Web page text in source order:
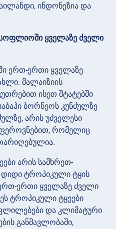
ინდონეზია და
ყველაზე ძველი
ერთ-ერთი ყველაზე
მალაიზიის
ისეთ შტატებში
ბორნეოს კუნძულზე
არის უძველესი
რომელიც
არის სამხრეთ-
ტროპიკული ტყის
ერთი ყველაზე ძველი
ტროპიკული ტყეები
და კლიმატური
განმავლობაში,